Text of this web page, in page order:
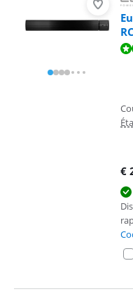
RC
La note est de 8,4 sur 10,
€